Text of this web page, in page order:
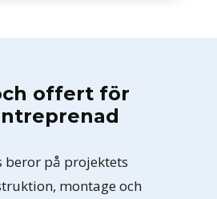
offert för
beror på projektets
montage och